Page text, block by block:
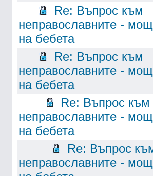
Re: Въпрос към
неправославните -
на бебета
Re: Въпрос към
неправославните -
на бебета
Re: Въпрос към
неправославните -
на бебета
Re: Въпрос
неправославните -